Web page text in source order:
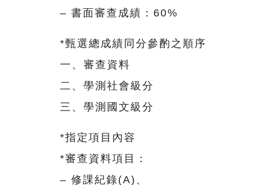
– 書面審查成績：60%
*甄選總成績同分參酌之順序
一、審查資料
二、學測社會級分
三、學測國文級分
*指定項目內容
*審查資料項目：
– 修課紀錄(A)、